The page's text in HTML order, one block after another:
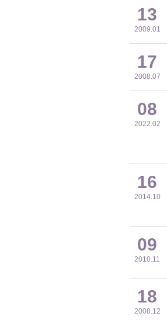
13
2009.01
17
2008.07
08
2022.02
16
2014.10
09
2010.11
18
2008.12